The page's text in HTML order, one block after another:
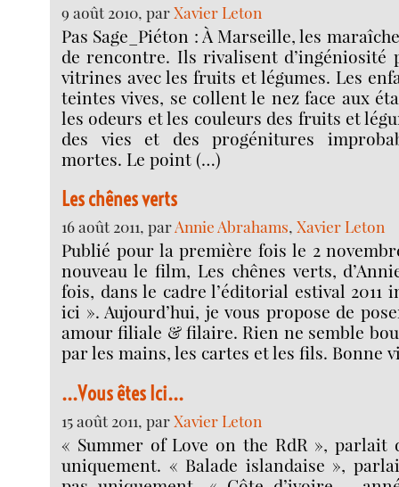
9 août 2010, parXavier Leton
Pas Sage_Piéton : À Marseille, les
de rencontre. Ils rivalisent d’ingéniosité
vitrines avec les fruits et légumes. Les
teintes vives, se collent le nez face aux
les odeurs et les couleurs des fruits et
des vies et des progénitures
mortes. Le point (…)
Les chênes verts
16 août 2011, parAnnie Abrahams,Xavier Leton
Publié pour la première fois le 2
nouveau le film, Les chênes verts,
fois, dans le cadre l’éditorial estival 2011
ici ». Aujourd’hui, je vous propose de
amour filiale & filaire. Rien ne semble
par les mains, les cartes et les fils. Bonne
...Vous êtes Ici...
15 août 2011, parXavier Leton
« Summer of Love on the RdR », parlait
uniquement. « Balade islandaise »,